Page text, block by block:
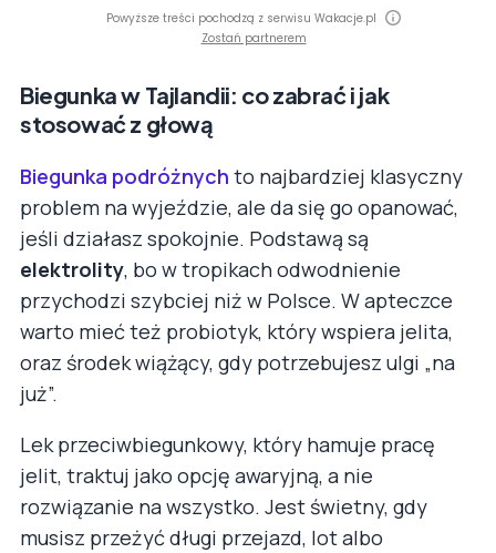
Powyższe treści pochodzą z serwisu Wakacje.pl
Zostań partnerem
Biegunka w Tajlandii: co zabrać i jak
stosować z głową
Biegunka podróżnych to najbardziej klasyczny
problem na wyjeździe, ale da się go opanować,
jeśli działasz spokojnie. Podstawą są
elektrolity, bo w tropikach odwodnienie
przychodzi szybciej niż w Polsce. W apteczce
warto mieć też probiotyk, który wspiera jelita,
oraz środek wiążący, gdy potrzebujesz ulgi „na
już”.
Lek przeciwbiegunkowy, który hamuje pracę
jelit, traktuj jako opcję awaryjną, a nie
rozwiązanie na wszystko. Jest świetny, gdy
musisz przeżyć długi przejazd, lot albo